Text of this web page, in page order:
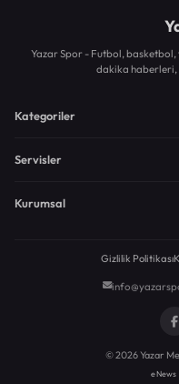
Yazar Spor - Futbol,
dakika haberleri,
Kategoriler
Servisler
Kurumsal
Gizlilik Politikası
© 2026 Yazar
eNews